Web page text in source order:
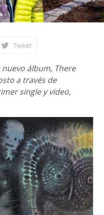
Tweet
álbum, There
a través de
single y video,